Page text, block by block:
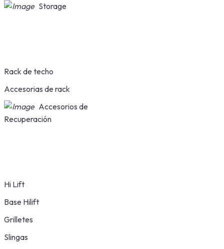
Storage
Rack de techo
Accesorias de rack
Accesorios de
Recuperación
Hi Lift
Base Hilift
Grilletes
Slingas